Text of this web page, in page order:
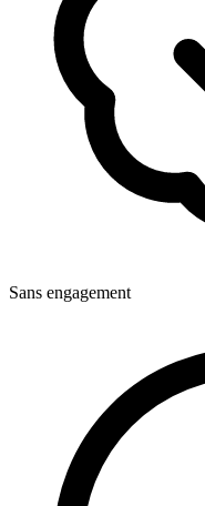
Sans engagement